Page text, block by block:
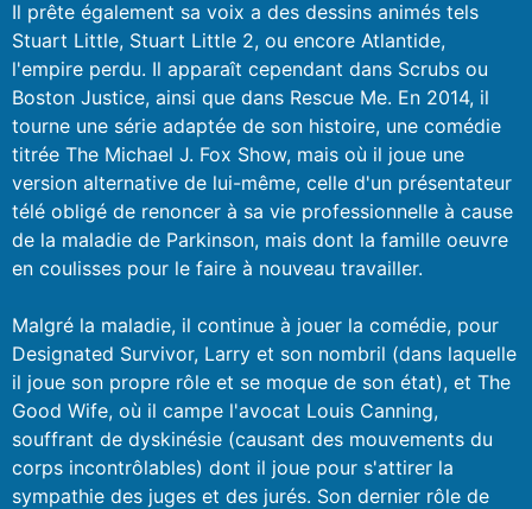
Il prête également sa voix a des dessins animés tels
Stuart Little, Stuart Little 2, ou encore Atlantide,
l'empire perdu. Il apparaît cependant dans Scrubs ou
Boston Justice, ainsi que dans Rescue Me. En 2014, il
tourne une série adaptée de son histoire, une comédie
titrée The Michael J. Fox Show, mais où il joue une
version alternative de lui-même, celle d'un présentateur
télé obligé de renoncer à sa vie professionnelle à cause
de la maladie de Parkinson, mais dont la famille oeuvre
en coulisses pour le faire à nouveau travailler.
Malgré la maladie, il continue à jouer la comédie, pour
Designated Survivor, Larry et son nombril (dans laquelle
il joue son propre rôle et se moque de son état), et The
Good Wife, où il campe l'avocat Louis Canning,
souffrant de dyskinésie (causant des mouvements du
corps incontrôlables) dont il joue pour s'attirer la
sympathie des juges et des jurés. Son dernier rôle de